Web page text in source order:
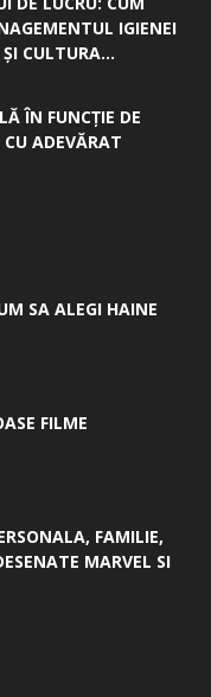
IGIENEI
CULTURA...
ÎN FUNCȚIE DE
ADEVĂRAT
SA ALEGI HAINE
FILME
FAMILIE,
MARVEL SI